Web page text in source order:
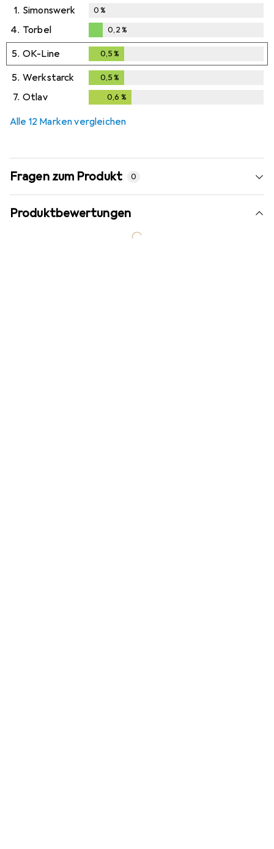
1. Simonswerk 0%
4. Torbel
0,2%
0,2%
5. OK-Line 0,5 %
5. Werkstarck 0,5 %
7. Otlav 0,6 %
Alle 12 Marken vergleichen
Fragen zum Produkt 0
Produktbewertungen